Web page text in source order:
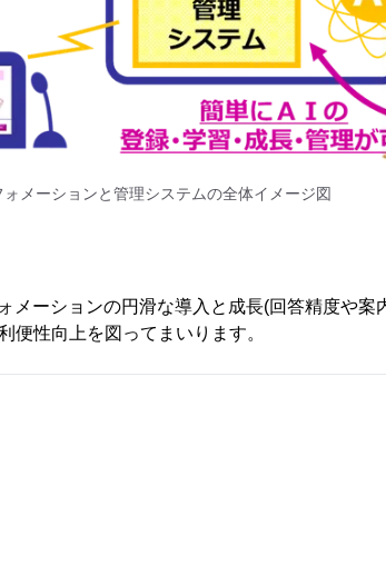
ォメーションと管理システムの全体イメージ図
メーションの円滑な導入と成長(回答精度や案
便性向上を図ってまいります。